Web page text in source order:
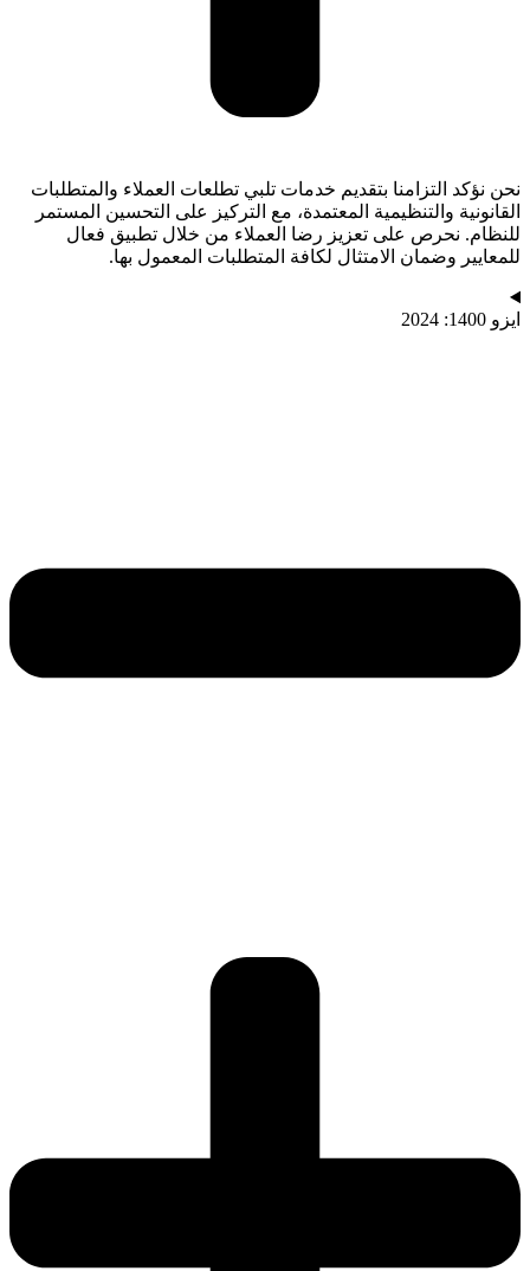
نحن نؤكد التزامنا بتقديم خدمات تلبي تطلعات العملاء والمتطلبات
القانونية والتنظيمية المعتمدة، مع التركيز على التحسين المستمر
للنظام. نحرص على تعزيز رضا العملاء من خلال تطبيق فعال
للمعايير وضمان الامتثال لكافة المتطلبات المعمول بها.
ايزو 1400: 2024